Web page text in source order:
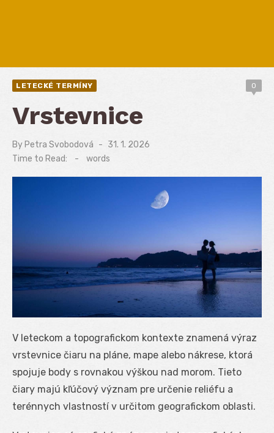
LETECKÉ TERMÍNY 0
Vrstevnice
By Petra Svobodová
Posted
on
31. 1. 2026
Time to Read:
- words
V leteckom a topografickom kontexte znamená výraz
vrstevnice čiaru na pláne, mape alebo nákrese, ktorá
spojuje body s rovnakou výškou nad morom. Tieto
čiary majú kľúčový význam pre určenie reliéfu a
terénnych vlastností v určitom geografickom oblasti.